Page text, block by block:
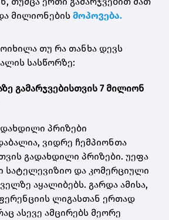
მილიონების მოპოვება.
თუ რა თანხა დევს
სასწორზე:
გამარჯვებისთვის 7 მილიონ
პრიზები
ვიდრე ჩემპიონთა
გადახდილი პრიზები. უეფა
სატელევიზიო და კომერციული
აყალიბებს. გარდა ამისა,
ლიგასთან ერთად
ასევე ამცირებს მეორე